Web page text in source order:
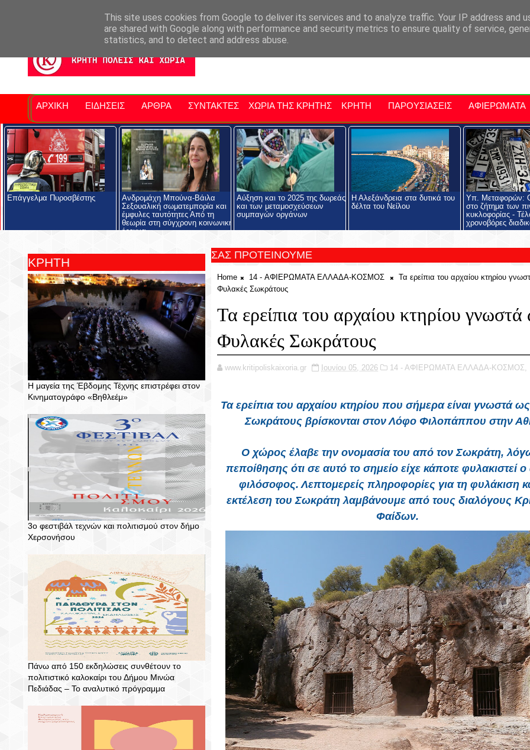
Νομός Λασιθίου Αγαπάμε Ρέθυμνο Επαρχία Μαλεβιζίου Εκδηλώσεις Στην Κρήτη Kriti Traveller
ΑΡΧΙΚΗ ΕΙΔΗΣΕΙΣ ΑΡΘΡΑ ΣΥΝΤΑΚΤΕΣ ΧΩΡΙΑ ΤΗΣ ΚΡΗΤΗΣ ΚΡΗΤΗ ΠΑΡΟΥΣΙΑΣΕΙΣ ΑΦΙΕΡΩΜΑΤΑ
Επάγγελμα Πυροσβέστης
Ανδρομάχη Μπούνα-Βάιλα
Σεξουαλική σωματεμπορία και
έμφυλες ταυτότητες Από τη
θεωρία στη σύγχρονη κοινωνική
έρευνα
Αύξηση και το 2025 της δωρεάς
και των μεταμοσχεύσεων
συμπαγών οργάνων
Η Αλεξάνδρεια στα δυτικά του
δέλτα του Νείλου
Υπ. Μεταφορών:
στο ζήτημα των
κυκλοφορίας -
χρονοβόρες
ΚΡΗΤΗ
Η μαγεία της Έβδομης Τέχνης επιστρέφει στον
Κινηματογράφο «Βηθλεέμ»
3ο φεστιβάλ τεχνών και πολιτισμού στον δήμο
Χερσονήσου
Πάνω από 150 εκδηλώσεις συνθέτουν το
πολιτιστικό καλοκαίρι του Δήμου Μινώα
Πεδιάδας – To αναλυτικό πρόγραμμα
ΣΑΣ ΠΡΟΤΕΙΝΟΥΜΕ
Home 14 - ΑΦΙΕΡΩΜΑΤΑ ΕΛΛΑΔΑ-ΚΟΣΜΟΣ
Τα ερείπια του αρχαίου κτηρίου
Φυλακές Σωκράτους
Τα ερείπια του αρχαίου κτηρίου γνωστά
Φυλακές Σωκράτους
www.kritipoliskaixoria.gr Ιουνίου 05, 2026 14 - ΑΦΙΕΡΩΜΑΤΑ ΕΛΛΑΔΑ-ΚΟΣΜΟΣ,
Τα ερείπια του αρχαίου κτηρίου που σήμερα είναι γνωστά
Σωκράτους βρίσκονται στον Λόφο Φιλοπάππου στην
Ο χώρος έλαβε την ονομασία του από τον Σωκράτη,
πεποίθησης ότι σε αυτό το σημείο είχε κάποτε φυλακιστεί ο
φιλόσοφος. Λεπτομερείς πληροφορίες για τη φυλάκιση
εκτέλεση του Σωκράτη λαμβάνουμε από τους διαλόγους
Φαίδων.
This site uses cookies from Google to deliver its services and to analyze traffic. Your IP address and
are shared with Google along with performance and security metrics to ensure quality of service,
statistics, and to detect and address abuse.